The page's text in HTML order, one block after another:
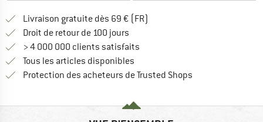
Livraison gratuite dès 69 € (FR)
Droit de retour de 100 jours
> 4 000 000 clients satisfaits
Tous les articles disponibles
Protection des acheteurs de Trusted Shops